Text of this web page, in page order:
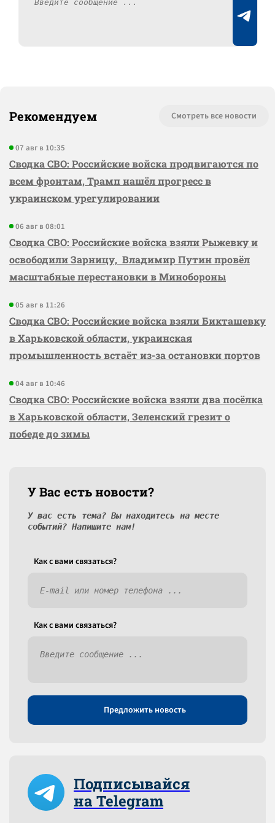
Рекомендуем Смотреть все новости
07 авг в 10:35
Сводка СВО: Российские войска продвигаются по
всем фронтам, Трамп нашёл прогресс в
украинском урегулировании
06 авг в 08:01
Сводка СВО: Российские войска взяли Рыжевку и
освободили Зарницу, Владимир Путин провёл
масштабные перестановки в Минобороны
05 авг в 11:26
Сводка СВО: Российские войска взяли Бикташевку
в Харьковской области, украинская
промышленность встаёт из-за остановки портов
04 авг в 10:46
Сводка СВО: Российские войска взяли два посёлка
в Харьковской области, Зеленский грезит о
победе до зимы
У Вас есть новости?
У вас есть тема? Вы находитесь на месте
событий? Напишите нам!
Как c вами связаться?
Как c вами связаться?
Предложить новость
Подписывайся
на Telegram